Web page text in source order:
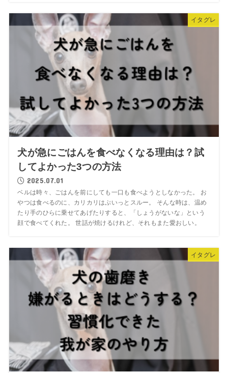
イタグレ
犬が急にごはんを食べなくなる理由は？試
してよかった3つの方法
2025.07.01
ベルは時々、ごはんを前にしても一口も食べようとしなかった。 お
やつは食べるのに、カリカリはぷいっとスルー。 そんな時は、温め
たり手のひらに乗せてあげたりすると、「しょうがないな」という
顔で食べてくれた。 世話が焼けるけれど、それもまた愛おしい。
イタグレ